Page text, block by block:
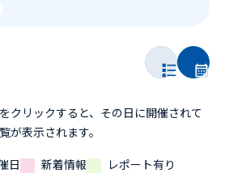
クリックすると、その日に開催されて
が表示されます。
日
新着情報 レポート有り